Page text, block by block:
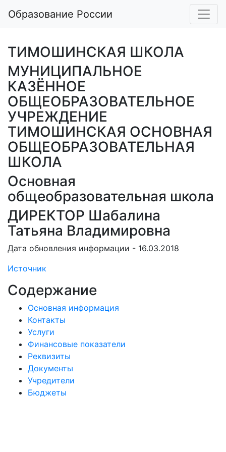
Образование России
ТИМОШИНСКАЯ ШКОЛА
МУНИЦИПАЛЬНОЕ
КАЗЁННОЕ
ОБЩЕОБРАЗОВАТЕЛЬНОЕ
УЧРЕЖДЕНИЕ
ТИМОШИНСКАЯ ОСНОВНАЯ
ОБЩЕОБРАЗОВАТЕЛЬНАЯ
ШКОЛА
Основная
общеобразовательная школа
ДИРЕКТОР Шабалина
Татьяна Владимировна
Дата обновления информации - 16.03.2018
Источник
Содержание
Основная информация
Контакты
Услуги
Финансовые показатели
Реквизиты
Документы
Учредители
Бюджеты